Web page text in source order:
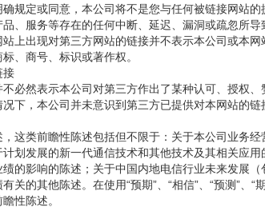
规定或同意，本公司将不是您与任何被链接网站
、服务等存在的任何中断、延迟、漏洞或疏忽所
上出现对第三方网站的链接并不表示本公司或本
、商号、标识或著作权。
接
然表示本公司对第三方作出了某种认可、授权、
下，本公司并未意识到第三方已提供对本网站的链
类前瞻性陈述包括但不限于：关于本公司业务经
划发展的新一代通信技术和其他技术及其相关应
的影响的陈述；关于中国内地电信行业未来发展
关的其他陈述。在使用“预期”、“相信”、“预测”、“
性陈述。